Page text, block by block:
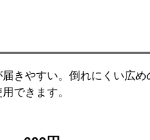
きやすい。倒れにくい広め
できます。